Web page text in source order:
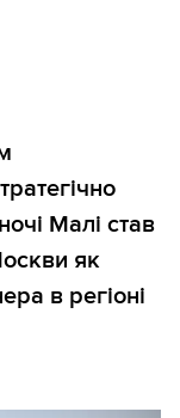
Малі став
як
в регіоні